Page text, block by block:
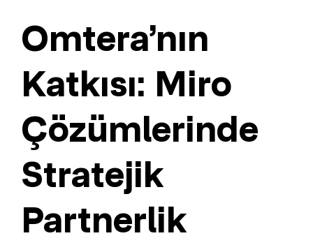
Omtera’nın
Katkısı: Miro
Çözümlerinde
Stratejik
Partnerlik